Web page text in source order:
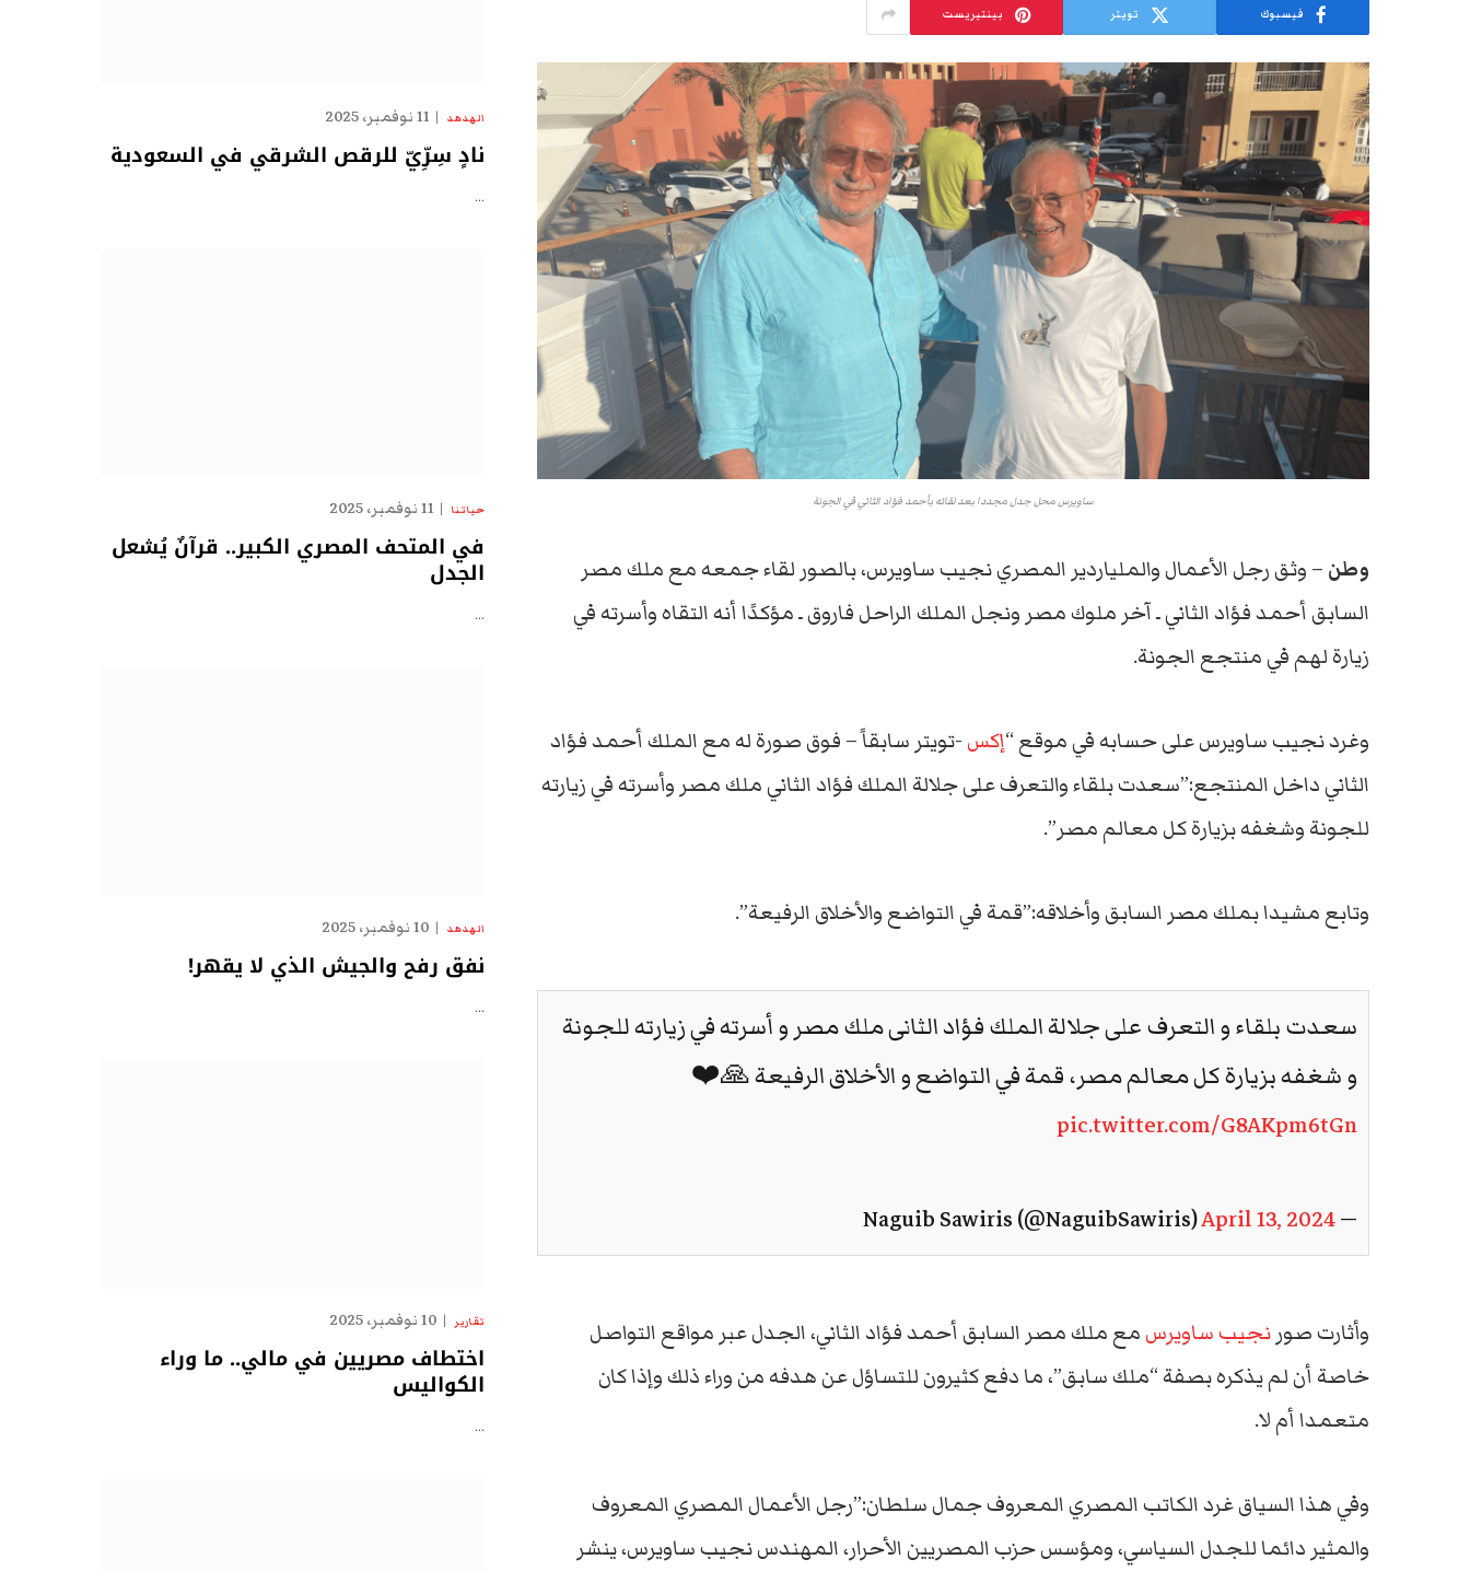
فيسبوك تويتر بينتيريست
ساويرس محل جدل مجددا بعد لقائه بأحمد فؤاد الثاني في الجونة
وطن – وثق رجل الأعمال والملياردير المصري نجيب ساويرس، بالصور لقاء جمعه مع ملك مصر
السابق أحمد فؤاد الثاني ـ آخر ملوك مصر ونجل الملك الراحل فاروق ـ مؤكدًا أنه التقاه وأسرته في
زيارة لهم في منتجع الجونة.
وغرد نجيب ساويرس على حسابه في موقع “إكس-تويتر سابقاً – فوق صورة له مع الملك أحمد فؤاد
الثاني داخل المنتجع:”سعدت بلقاء والتعرف على جلالة الملك فؤاد الثاني ملك مصر وأسرته في زيارته
للجونة وشغفه بزيارة كل معالم مصر”.
وتابع مشيدا بملك مصر السابق وأخلاقه:”قمة في التواضع والأخلاق الرفيعة”.
سعدت بلقاء و التعرف على جلالة الملك فؤاد الثانى ملك مصر و أسرته في زيارته للجونة
و شغفه بزيارة كل معالم مصر، قمة في التواضع و الأخلاق الرفيعة 🙏❤️
pic.twitter.com/G8AKpm6tGn
— Naguib Sawiris (@NaguibSawiris)
April 13, 2024
وأثارت صور نجيب ساويرسمع ملك مصر السابق أحمد فؤاد الثاني، الجدل عبر مواقع التواصل
خاصة أن لم يذكره بصفة “ملك سابق”، ما دفع كثيرون للتساؤل عن هدفه من وراء ذلك وإذا كان
متعمدا أم لا.
وفي هذا السياق غرد الكاتب المصري المعروف جمال سلطان:”رجل الأعمال المصري المعروف
والمثير دائما للجدل السياسي، ومؤسس حزب المصريين الأحرار، المهندس نجيب ساويرس، ينشر
الهدهد 11 نوفمبر، 2025
نادٍ سِرِّيّ للرقص الشرقي في السعودية
…
حياتنا 11 نوفمبر، 2025
في المتحف المصري الكبير.. قرآنٌ يُشعل
الجدل
…
الهدهد 10 نوفمبر، 2025
نفق رفح والجيش الذي لا يقهر!
…
تقارير 10 نوفمبر، 2025
اختطاف مصريين في مالي.. ما وراء
الكواليس
…